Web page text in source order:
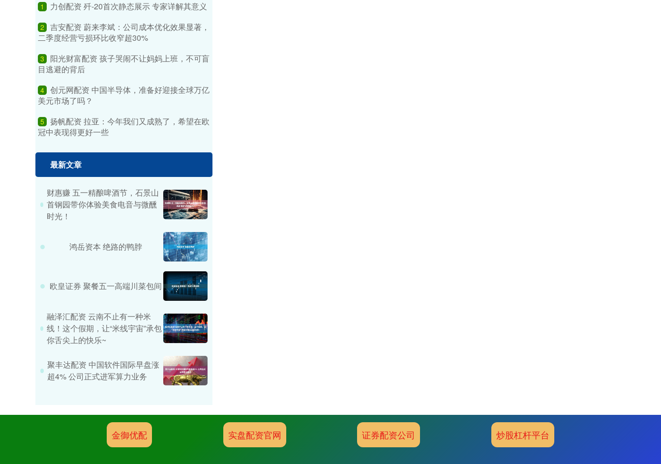
1 力创配资 歼-20首次静态展示 专家详解其意义
2
吉安配资 蔚来李斌：公司成本优化效果显著，
二季度经营亏损环比收窄超30%
3
阳光财富配资 孩子哭闹不让妈妈上班，不可盲
目逃避的背后
4 创元网配资 中国半导体，准备好迎接全球万亿
美元市场了吗？
5 扬帆配资 拉亚：今年我们又成熟了，希望在欧
冠中表现得更好一些
最新文章
财惠赚 五一精酿啤酒节，石景山
首钢园带你体验美食电音与微醺
时光！
鸿岳资本 绝路的鸭脖
欧皇证券 聚餐五一高端川菜包间
融泽汇配资 云南不止有一种米
线！这个假期，让“米线宇宙”承包
你舌尖上的快乐~
聚丰达配资 中国软件国际早盘涨
超4% 公司正式进军算力业务
金御优配 实盘配资官网 证券配资公司 炒股杠杆平台